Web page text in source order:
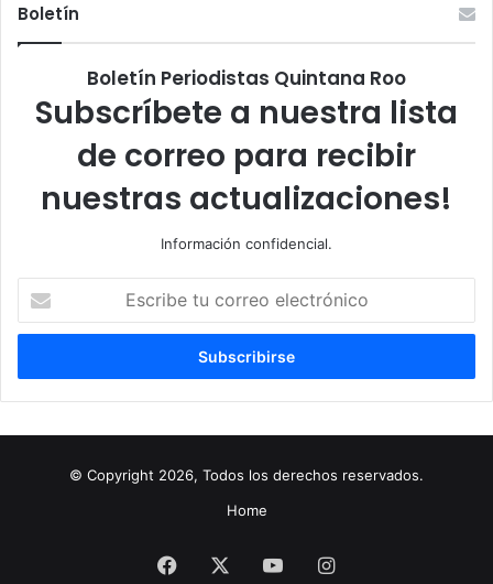
Boletín
Boletín Periodistas Quintana Roo
Subscríbete a nuestra lista
de correo para recibir
nuestras actualizaciones!
Información confidencial.
correo
© Copyright 2026, Todos los derechos reservados.
Home
Facebook YouTubeInstagram